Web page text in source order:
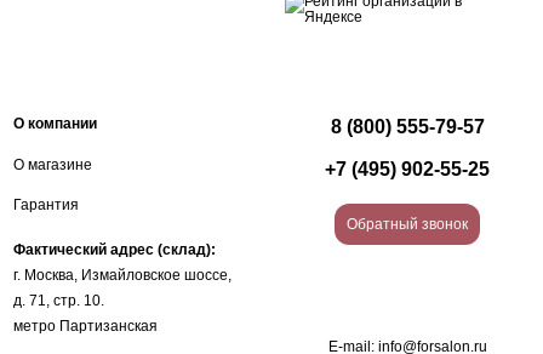
О компании
О магазине
Гарантия
Фактический адрес (склад):
г. Москва, Измайловское шоссе,
д. 71, стр. 10.
метро Партизанская
8 (800) 555-79-57
+7 (495) 902-55-25
Обратный звонок
E-mail: info@forsalon.ru